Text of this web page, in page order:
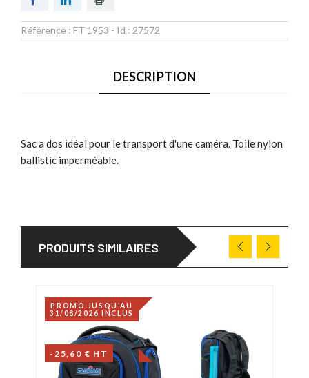
Référence : FT 1953 - Id : 27572
DESCRIPTION
Sac a dos idéal pour le transport d'une caméra. Toile nylon
ballistic imperméable.
PRODUITS SIMILAIRES
PROMO JUSQU'AU
31/08/2026 INCLUS
-25,60 € HT